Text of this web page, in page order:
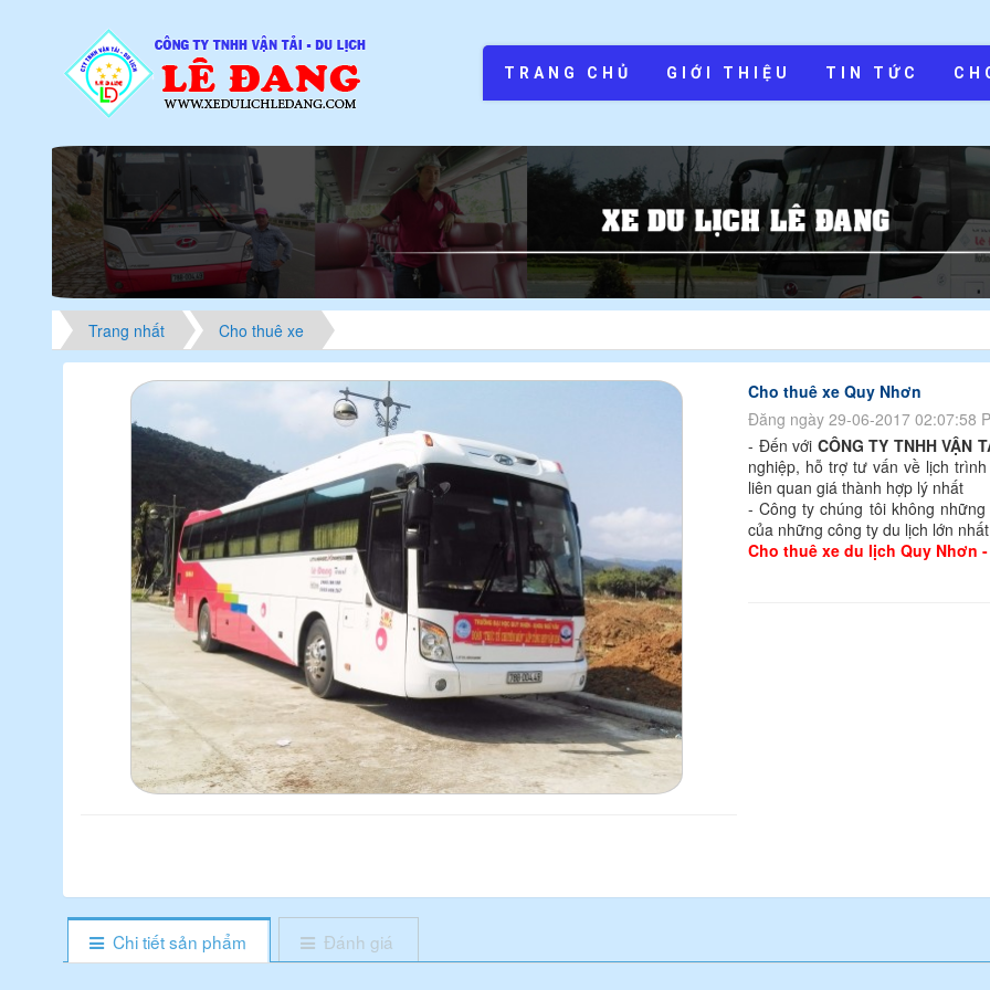
TRANG CHỦ GIỚI THIỆU TIN TỨC
Trang nhất Cho thuê xe
Cho thuê xe Quy Nhơn
Đăng ngày 29-06-2017 02:07:58
- Đến với CÔNG TY TNHH VẬN
nghiệp, hỗ trợ tư vấn về lịch
liên quan giá thành hợp lý nhất
- Công ty chúng tôi không
của những công ty du lịch lớn
Cho thuê xe du lịch Quy Nhơn
Chi tiết sản phẩm Đánh giá